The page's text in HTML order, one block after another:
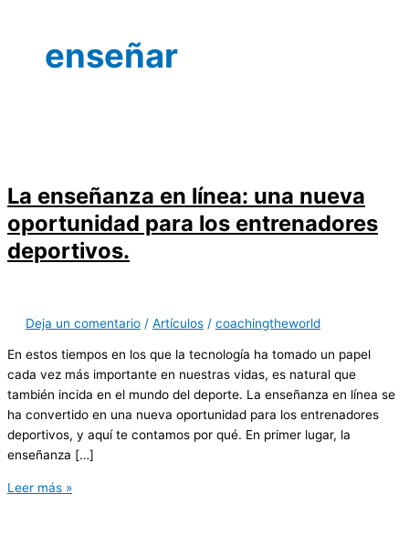
enseñar
La enseñanza en línea: una nueva
oportunidad para los entrenadores
deportivos.
Deja un comentario / Artículos / coachingtheworld
En estos tiempos en los que la tecnología ha tomado un papel
cada vez más importante en nuestras vidas, es natural que
también incida en el mundo del deporte. La enseñanza en línea se
ha convertido en una nueva oportunidad para los entrenadores
deportivos, y aquí te contamos por qué. En primer lugar, la
enseñanza […]
Leer más »